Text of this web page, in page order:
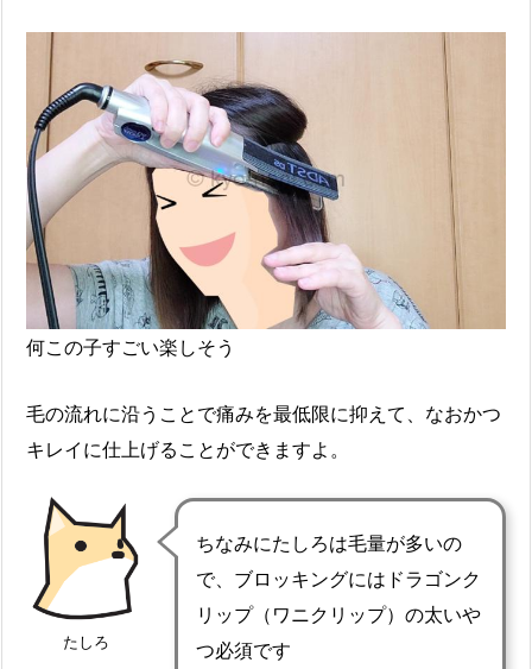
何この子すごい楽しそう
毛の流れに沿うことで痛みを最低限に抑えて、なおかつ
キレイに仕上げることができますよ。
たしろ
ちなみにたしろは毛量が多いの
で、ブロッキングにはドラゴンク
リップ（ワニクリップ）の太いや
つ必須です